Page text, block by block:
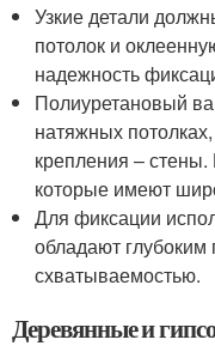
Узкие детали
потолок и
надежность
Полиуретановый
натяжных
крепления –
которые имеют
Для фиксации
обладают
схватываемостью.
Деревянные и